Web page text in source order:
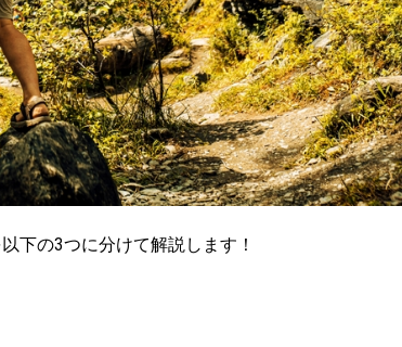
下の3つに分けて解説します！